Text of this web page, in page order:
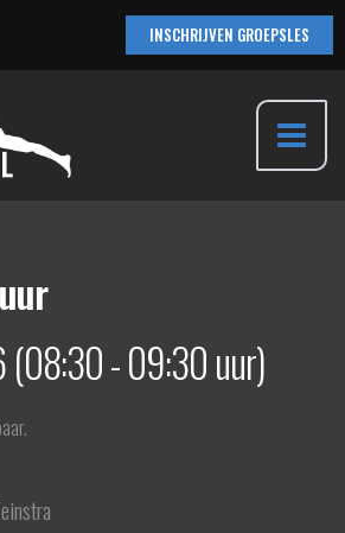
INSCHRIJVEN GROEPSLES
Main
- 09:30 uur)